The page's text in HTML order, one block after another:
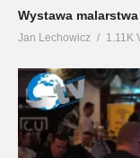
Wystawa
Jan Lechowicz 1.11K